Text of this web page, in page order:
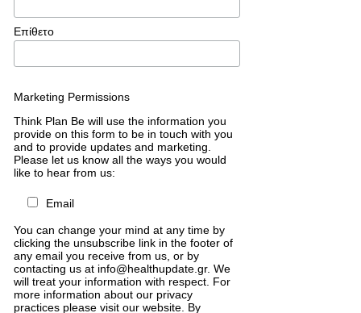
Επίθετο
Marketing Permissions
Think Plan Be will use the information you
provide on this form to be in touch with you
and to provide updates and marketing.
Please let us know all the ways you would
like to hear from us:
Email
You can change your mind at any time by
clicking the unsubscribe link in the footer of
any email you receive from us, or by
contacting us at info@healthupdate.gr. We
will treat your information with respect. For
more information about our privacy
practices please visit our website. By